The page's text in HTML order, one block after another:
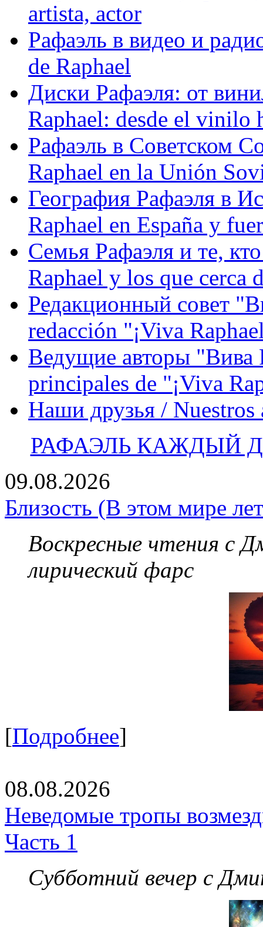
artista, actor
Рафаэль в видео и
de Raphael
Диски Рафаэля: от
Raphael: desde el vinilo
Рафаэль в Советском
Raphael en la Unión
География Рафаэля в
Raphael en España y
Семья Рафаэля и те,
Raphael y los que cerca
Редакционный совет
redacción "¡Viva
Ведущие авторы "Вива
principales de "¡Viva
Наши друзья / Nuestros
РАФАЭЛЬ КАЖДЫЙ
09.08.2026
Близость (В этом мире
Воскресные чтения с
лирический фарс
[Подробнее]
08.08.2026
Неведомые тропы
Часть 1
Субботний вечер с